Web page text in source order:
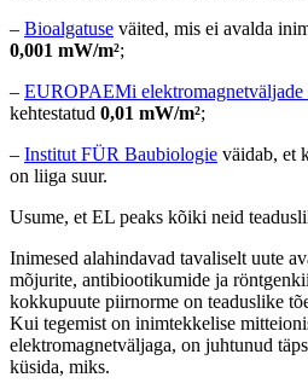
– Bioalgatuse väited, mis ei avalda
0,001 mW/m²;
– EUROPAEMi elektromagnetväljade
kehtestatud 0,01 mW/m²;
– Institut FÜR Baubiologie väidab, et
on liiga suur.
Usume, et EL peaks kõiki neid
Inimesed alahindavad tavaliselt uute
mõjurite, antibiootikumide ja
kokkupuute piirnorme on teaduslike
Kui tegemist on inimtekkelise
elektromagnetväljaga, on juhtunud
küsida, miks.